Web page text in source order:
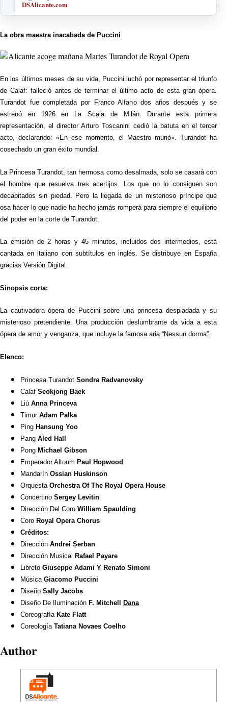
DSAlicante.com
La obra maestra inacabada de Puccini
En los últimos meses de su vida, Puccini luchó por representar el triunfo
de Calaf: falleció antes de terminar el último acto de esta gran ópera.
Turandot fue completada por Franco Alfano dos años después y se
estrenó en 1926 en La Scala de Milán. Durante esta primera
representación, el director Arturo Toscanini cedió la batuta en el tercer
acto, declarando: «En ese momento, el Maestro murió». Turandot ha
cosechado un gran éxito mundial.
La Princesa Turandot, tan hermosa como desalmada, solo se casará con
el hombre que resuelva tres acertijos. Los que no lo consiguen son
decapitados sin piedad. Pero la llegada de un misterioso príncipe que
osa hacer lo que nadie ha hecho jamás romperá para siempre el equilibrio
del poder en la corte de Turandot.
La emisión de 2 horas y 45 minutos, incluidos dos intermedios, está
cantada en italiano con subtítulos en inglés. Se distribuye en España
gracias Versión Digital.
Sinopsis corta:
La cautivadora ópera de Puccini sobre una princesa despiadada y su
misterioso pretendiente. Una producción deslumbrante da vida a esta
ópera de amor y venganza, que incluye la famosa aria “Nessun dorma”.
Elenco:
Princesa Turandot Sondra Radvanovsky
Calaf Seokjong Baek
Liù Anna Princeva
Timur Adam Palka
Ping Hansung Yoo
Pang Aled Hall
Pong Michael Gibson
Emperador Altoum Paul Hopwood
Mandarín Ossian Huskinson
Orquesta Orchestra Of The Royal Opera House
Concertino Sergey Levitin
Dirección Del Coro William Spaulding
Coro Royal Opera Chorus
Créditos:
Dirección Andrei Șerban
Dirección Musical Rafael Payare
Libreto Giuseppe Adami Y Renato Simoni
Música Giacomo Puccini
Diseño Sally Jacobs
Diseño De Iluminación F. Mitchell Dana
Coreografía Kate Flatt
Coreología Tatiana Novaes Coelho
Author